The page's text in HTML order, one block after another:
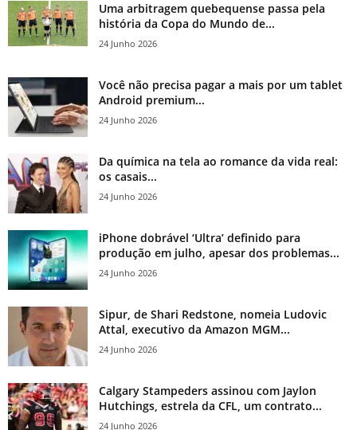
Uma arbitragem quebequense passa pela
história da Copa do Mundo de...
24 Junho 2026
Você não precisa pagar a mais por um tablet
Android premium...
24 Junho 2026
Da química na tela ao romance da vida real:
os casais...
24 Junho 2026
iPhone dobrável ‘Ultra’ definido para
produção em julho, apesar dos problemas...
24 Junho 2026
Sipur, de Shari Redstone, nomeia Ludovic
Attal, executivo da Amazon MGM...
24 Junho 2026
Calgary Stampeders assinou com Jaylon
Hutchings, estrela da CFL, um contrato...
24 Junho 2026